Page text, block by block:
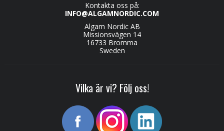
Kontakta oss på:
INFO@ALGAMNORDIC.COM
Algam Nordic AB
Missionsvägen 14
16733 Bromma
Sweden
Vilka är vi? Följ oss!